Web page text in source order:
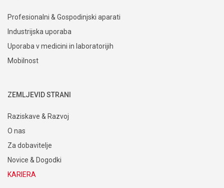
Profesionalni & Gospodinjski aparati
Industrijska uporaba
Uporaba v medicini in laboratorijih
Mobilnost
ZEMLJEVID STRANI
Raziskave & Razvoj
O nas
Za dobavitelje
Novice & Dogodki
KARIERA